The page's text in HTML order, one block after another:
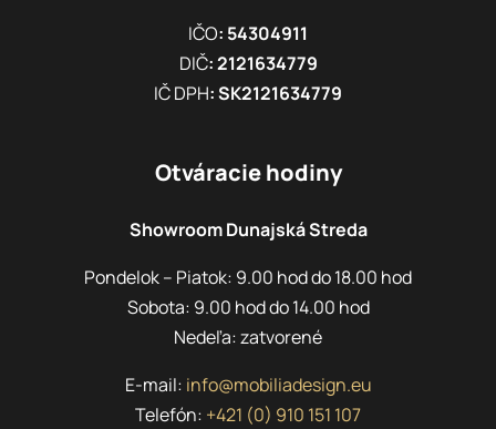
IČO: 54304911
DIČ: 2121634779
IČ DPH: SK2121634779
Otváracie hodiny
Showroom Dunajská Streda
Pondelok – Piatok: 9.00 hod do 18.00 hod
Sobota: 9.00 hod do 14.00 hod
Nedeľa: zatvorené
E-mail: info@mobiliadesign.eu
Telefón: +421 (0) 910 151 107